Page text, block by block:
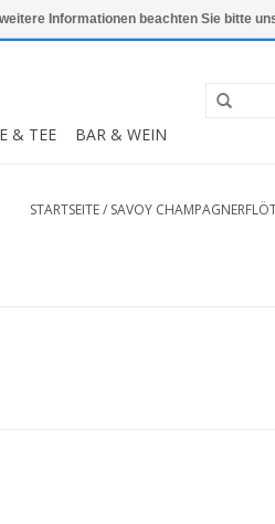
0 Artikel - €0,00 Mein Konto /
& TEE BAR & WEIN
STARTSEITE/ SAVOY
Informationen beachten Sie bitte